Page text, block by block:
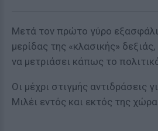
Μετά τον πρώτο γύρο
μερίδας της «κλασικής»
να μετριάσει κάπως το
Οι μέχρι στιγμής αντιδράσεις
Μιλέι εντός και εκτός της